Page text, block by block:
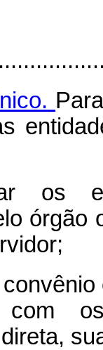
os
órgão
com